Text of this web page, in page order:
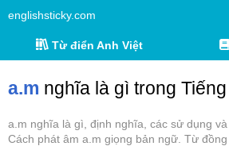
englishsticky.com
Từ điển Anh Việt
a.m nghĩa là gì trong
a.m nghĩa là gì, định nghĩa, các sử dụng và
Cách phát âm a.m giọng bản ngữ. Từ